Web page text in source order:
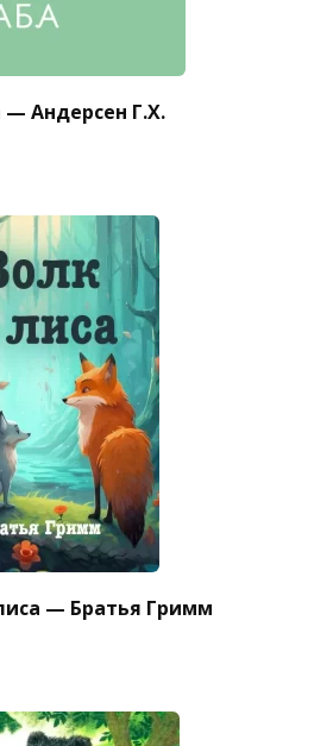
Андерсен Г.Х.
— Братья Гримм